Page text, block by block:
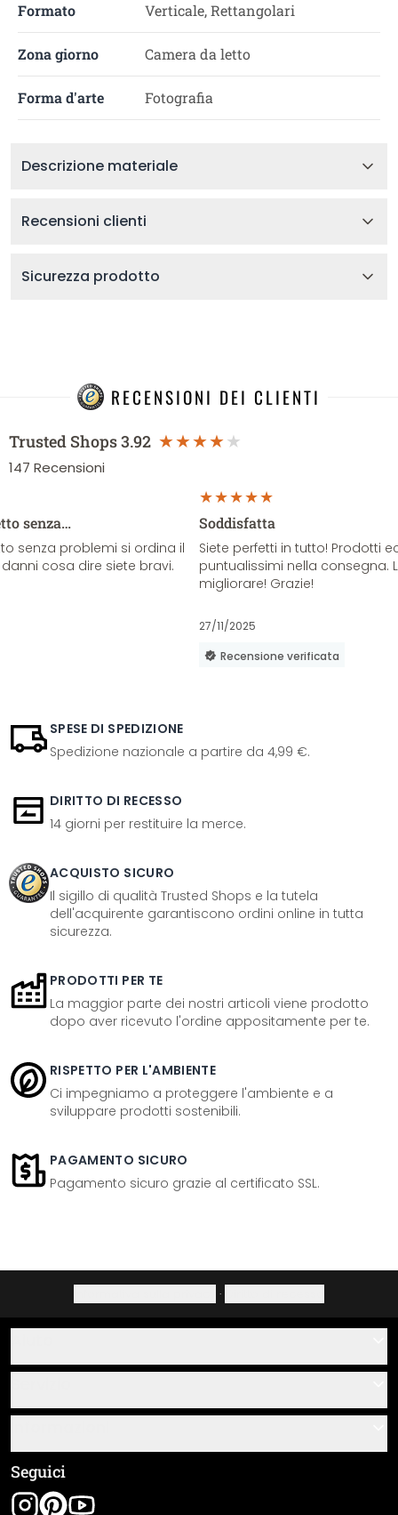
Formato Verticale, Rettangolari
Zona giorno Camera da letto
Forma d'arte Fotografia
Descrizione materiale
Recensioni clienti
Sicurezza prodotto
RECENSIONI DEI CLIENTI
Trusted Shops3.92
147 Recensioni
senza…
senza problemi si ordina il
cosa dire siete bravi.
Soddisfatta
Siete perfetti in tutto! Prodotti
puntualissimi nella consegna.
migliorare! Grazie!
27/11/2025
Recensione verificata
SPESE DI SPEDIZIONE
Spedizione nazionale a partire da 4,99 €.
DIRITTO DI RECESSO
14 giorni per restituire la merce.
ACQUISTO SICURO
Il sigillo di qualità Trusted Shops e la tutela
dell'acquirente garantiscono ordini online in tutta
sicurezza.
PRODOTTI PER TE
La maggior parte dei nostri articoli viene prodotto
dopo aver ricevuto l'ordine appositamente per te.
RISPETTO PER L'AMBIENTE
Ci impegniamo a proteggere l'ambiente e a
sviluppare prodotti sostenibili.
PAGAMENTO SICURO
Pagamento sicuro grazie al certificato SSL.
·
Chi siamo
Istruzioni di posa e montaggio
Panoramica dei materiali
Termini e condizioni generali
Note legali
Seguici